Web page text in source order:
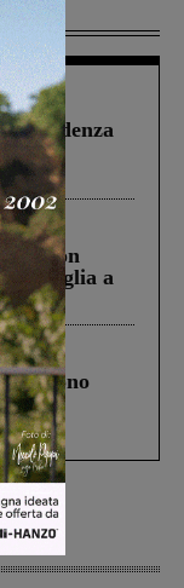
scadenza
“Un
la figlia a
il